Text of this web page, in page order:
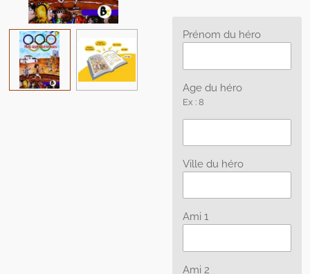
Prénom du héro
Age du héro
Ex : 8
Ville du héro
Ami 1
Ami 2